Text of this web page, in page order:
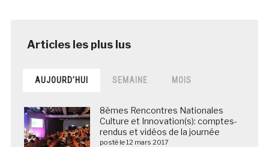
AUJOURD’HUI SEMAINE MOIS
8èmes Rencontres Nationales
Culture et Innovation(s): comptes-
rendus et vidéos de la journée
posté le 12 mars 2017